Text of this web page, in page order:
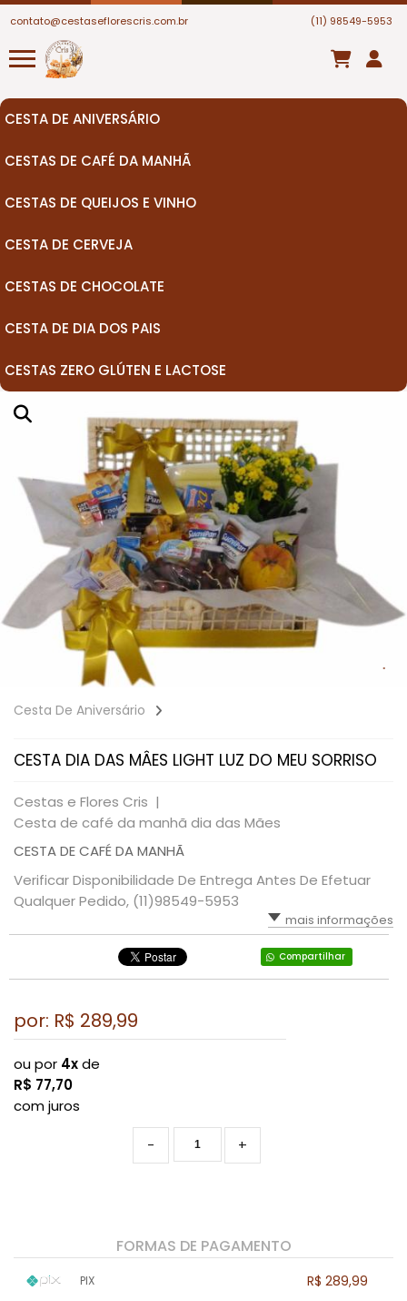
contato@cestaseflorescris.com.br (11) 98549-5953
CESTA DE ANIVERSÁRIO
CESTAS DE CAFÉ DA MANHÃ
CESTAS DE QUEIJOS E VINHO
CESTA DE CERVEJA
CESTAS DE CHOCOLATE
CESTA DE DIA DOS PAIS
CESTAS ZERO GLÚTEN E LACTOSE
Cesta De Aniversário
CESTA DIA DAS MÂES LIGHT LUZ DO MEU SORRISO
Cestas e Flores Cris |
Cesta de café da manhã dia das Mães
CESTA DE CAFÉ DA MANHÃ
Verificar Disponibilidade De Entrega Antes De Efetuar
Qualquer Pedido, (11)98549-5953
mais informações
Compartilhar
por: R$ 289,99
ou por 4xde
R$ 77,70
com juros
+
-
FORMAS DE PAGAMENTO
PIX R$ 289,99